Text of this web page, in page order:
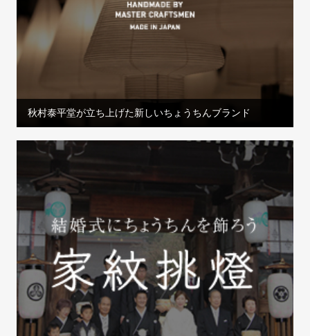
秋村泰平堂が立ち上げた新しいちょうちんブランド